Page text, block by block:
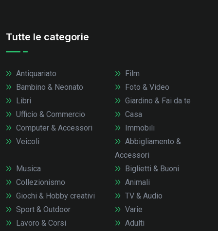
Tutte le categorie
Antiquariato
Bambino & Neonato
Libri
Ufficio & Commercio
Computer & Accessori
Veicoli
Film
Foto & Video
Giardino & Fai da te
Casa
Immobili
Abbigliamento &
Accessori
Musica
Collezionismo
Giochi & Hobby creativi
Sport & Outdoor
Lavoro & Corsi
Biglietti & Buoni
Animali
TV & Audio
Varie
Adulti